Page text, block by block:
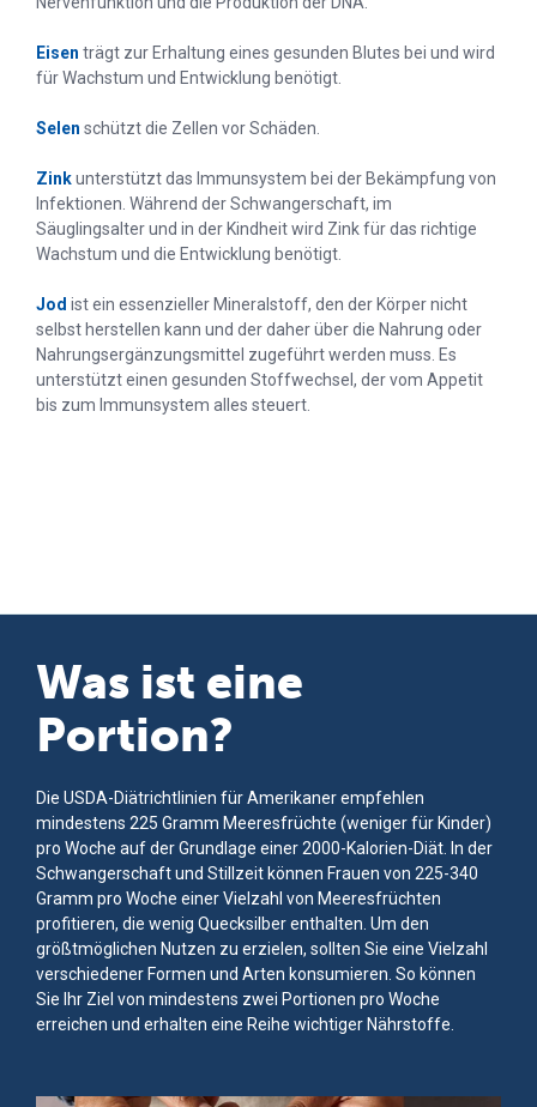
Eisen trägt zur Erhaltung eines gesunden Blutes bei und wird
für Wachstum und Entwicklung benötigt.
Selen schützt die Zellen vor Schäden.
Zinkunterstützt das Immunsystem bei der Bekämpfung von
Infektionen. Während der Schwangerschaft, im
Säuglingsalter und in der Kindheit wird Zink für das richtige
Wachstum und die Entwicklung benötigt.
Jod ist ein essenzieller Mineralstoff, den der Körper nicht
selbst herstellen kann und der daher über die Nahrung oder
Nahrungsergänzungsmittel zugeführt werden muss. Es
unterstützt einen gesunden Stoffwechsel, der vom Appetit
bis zum Immunsystem alles steuert.
Was ist eine
Portion?
Die USDA-Diätrichtlinien für Amerikaner empfehlen
mindestens 225 Gramm Meeresfrüchte (weniger für Kinder)
pro Woche auf der Grundlage einer 2000-Kalorien-Diät. In der
Schwangerschaft und Stillzeit können Frauen von 225-340
Gramm pro Woche einer Vielzahl von Meeresfrüchten
profitieren, die wenig Quecksilber enthalten. Um den
größtmöglichen Nutzen zu erzielen, sollten Sie eine Vielzahl
verschiedener Formen und Arten konsumieren. So können
Sie Ihr Ziel von mindestens zwei Portionen pro Woche
erreichen und erhalten eine Reihe wichtiger Nährstoffe.